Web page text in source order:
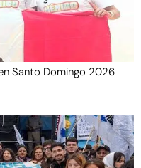
Santo Domingo 2026